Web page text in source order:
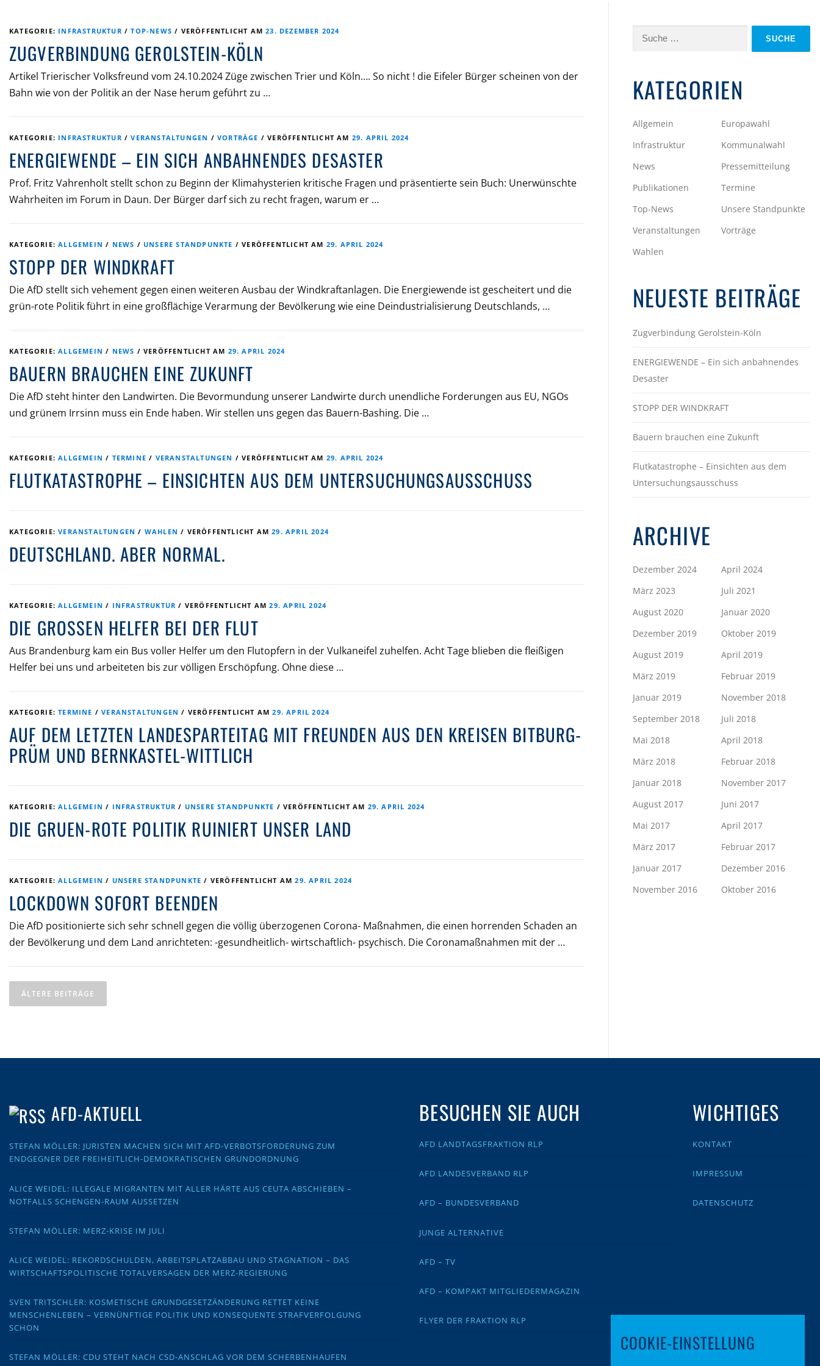
KATEGORIE: INFRASTRUKTUR /TOP-NEWS / VERÖFFENTLICHT AM23. DEZEMBER 2024
ZUGVERBINDUNG GEROLSTEIN-KÖLN
Artikel Trierischer Volksfreund vom 24.10.2024 Züge zwischen Trier und Köln…. So nicht ! die Eifeler Bürger scheinen von der
Bahn wie von der Politik an der Nase herum geführt zu …
KATEGORIE: INFRASTRUKTUR /VERANSTALTUNGEN /VORTRÄGE /VERÖFFENTLICHT AM 29. APRIL 2024
ENERGIEWENDE – EIN SICH ANBAHNENDES DESASTER
Prof. Fritz Vahrenholt stellt schon zu Beginn der Klimahysterien kritische Fragen und präsentierte sein Buch: Unerwünschte
Wahrheiten im Forum in Daun. Der Bürger darf sich zu recht fragen, warum er …
KATEGORIE:ALLGEMEIN / NEWS / UNSERE STANDPUNKTE /VERÖFFENTLICHT AM 29. APRIL 2024
STOPP DER WINDKRAFT
Die AfD stellt sich vehement gegen einen weiteren Ausbau der Windkraftanlagen. Die Energiewende ist gescheitert und die
grün-rote Politik führt in eine großflächige Verarmung der Bevölkerung wie eine Deindustrialisierung Deutschlands, …
KATEGORIE:ALLGEMEIN / NEWS /VERÖFFENTLICHT AM 29. APRIL 2024
BAUERN BRAUCHEN EINE ZUKUNFT
Die AfD steht hinter den Landwirten. Die Bevormundung unserer Landwirte durch unendliche Forderungen aus EU, NGOs
und grünem Irrsinn muss ein Ende haben. Wir stellen uns gegen das Bauern-Bashing. Die …
KATEGORIE:ALLGEMEIN / TERMINE / VERANSTALTUNGEN /VERÖFFENTLICHT AM 29. APRIL 2024
FLUTKATASTROPHE – EINSICHTEN AUS DEM UNTERSUCHUNGSAUSSCHUSS
KATEGORIE:VERANSTALTUNGEN / WAHLEN / VERÖFFENTLICHT AM29. APRIL 2024
DEUTSCHLAND. ABER NORMAL.
KATEGORIE:ALLGEMEIN / INFRASTRUKTUR / VERÖFFENTLICHT AM29. APRIL 2024
DIE GROSSEN HELFER BEI DER FLUT
Aus Brandenburg kam ein Bus voller Helfer um den Flutopfern in der Vulkaneifel zuhelfen. Acht Tage blieben die fleißigen
Helfer bei uns und arbeiteten bis zur völligen Erschöpfung. Ohne diese …
KATEGORIE:TERMINE /VERANSTALTUNGEN / VERÖFFENTLICHT AM29. APRIL 2024
AUF DEM LETZTEN LANDESPARTEITAG MIT FREUNDEN AUS DEN KREISEN BITBURG-
PRÜM UND BERNKASTEL-WITTLICH
KATEGORIE:ALLGEMEIN / INFRASTRUKTUR / UNSERE STANDPUNKTE /VERÖFFENTLICHT AM 29. APRIL 2024
DIE GRUEN-ROTE POLITIK RUINIERT UNSER LAND
KATEGORIE:ALLGEMEIN / UNSERE STANDPUNKTE / VERÖFFENTLICHT AM29. APRIL 2024
LOCKDOWN SOFORT BEENDEN
Die AfD positionierte sich sehr schnell gegen die völlig überzogenen Corona- Maßnahmen, die einen horrenden Schaden an
der Bevölkerung und dem Land anrichteten: -gesundheitlich- wirtschaftlich- psychisch. Die Coronamaßnahmen mit der …
B
E
T
A
G
S
N
A
V
I
G
A
T
ÄLTERE BEITRÄGE
Suche
KATEGORIEN
Allgemein
Europawahl
Infrastruktur
Kommunalwahl
News
Pressemitteilung
Publikationen
Termine
Top-News
Unsere Standpunkte
Veranstaltungen
Vorträge
Wahlen
NEUESTE BEITRÄGE
Zugverbindung Gerolstein-Köln
ENERGIEWENDE – Ein sich anbahnendes
Desaster
STOPP DER WINDKRAFT
Bauern brauchen eine Zukunft
Flutkatastrophe – Einsichten aus dem
Untersuchungsausschuss
ARCHIVE
Dezember 2024
April 2024
März 2023
Juli 2021
August 2020
Januar 2020
Dezember 2019
Oktober 2019
August 2019
April 2019
März 2019
Februar 2019
Januar 2019
November 2018
September 2018
Juli 2018
Mai 2018
April 2018
März 2018
Februar 2018
Januar 2018
November 2017
August 2017
Juni 2017
Mai 2017
April 2017
März 2017
Februar 2017
Januar 2017
Dezember 2016
November 2016
Oktober 2016
AFD-AKTUELL
STEFAN MÖLLER: JURISTEN MACHEN SICH MIT AFD-VERBOTSFORDERUNG ZUM
ENDGEGNER DER FREIHEITLICH-DEMOKRATISCHEN GRUNDORDNUNG
ALICE WEIDEL: ILLEGALE MIGRANTEN MIT ALLER HÄRTE AUS CEUTA ABSCHIEBEN –
NOTFALLS SCHENGEN-RAUM AUSSETZEN
STEFAN MÖLLER: MERZ-KRISE IM JULI
ALICE WEIDEL: REKORDSCHULDEN, ARBEITSPLATZABBAU UND STAGNATION – DAS
WIRTSCHAFTSPOLITISCHE TOTALVERSAGEN DER MERZ-REGIERUNG
SVEN TRITSCHLER: KOSMETISCHE GRUNDGESETZÄNDERUNG RETTET KEINE
MENSCHENLEBEN – VERNÜNFTIGE POLITIK UND KONSEQUENTE STRAFVERFOLGUNG
SCHON
STEFAN MÖLLER: CDU STEHT NACH CSD-ANSCHLAG VOR DEM SCHERBENHAUFEN
BESUCHEN SIE AUCH
AFD LANDTAGSFRAKTION RLP
AFD LANDESVERBAND RLP
AFD – BUNDESVERBAND
JUNGE ALTERNATIVE
AFD – TV
AFD – KOMPAKT MITGLIEDERMAGAZIN
FLYER DER FRAKTION RLP
WICHTIGES
KONTAKT
IMPRESSUM
DATENSCHUTZ
COOKIE-EINSTELLUNG